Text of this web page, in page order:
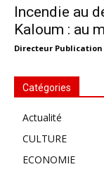
Incendie au
Kaloum : au
Directeur Publication
Catégories
Actualité
CULTURE
ECONOMIE